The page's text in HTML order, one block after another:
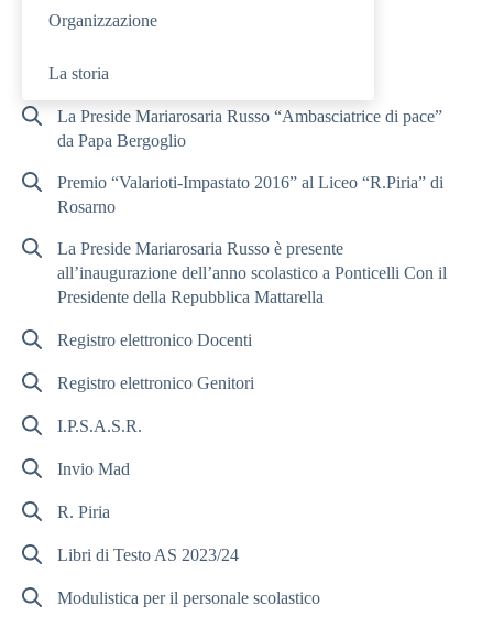
Organizzazione
La storia
RICERCHE FREQUENTI
La Preside Mariarosaria Russo “Ambasciatrice di pace”
da Papa Bergoglio
Premio “Valarioti-Impastato 2016” al Liceo “R.Piria” di
Rosarno
La Preside Mariarosaria Russo è presente
all’inaugurazione dell’anno scolastico a Ponticelli Con il
Presidente della Repubblica Mattarella
Registro elettronico Docenti
Registro elettronico Genitori
I.P.S.A.S.R.
Invio Mad
R. Piria
Libri di Testo AS 2023/24
Modulistica per il personale scolastico